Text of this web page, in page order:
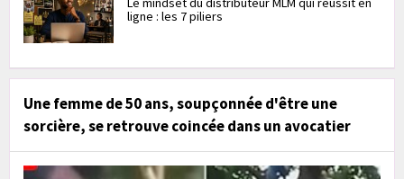
ligne : les 7 piliers
Une femme de 50 ans, soupçonnée d'être une
sorcière, se retrouve coincée dans un avocatier